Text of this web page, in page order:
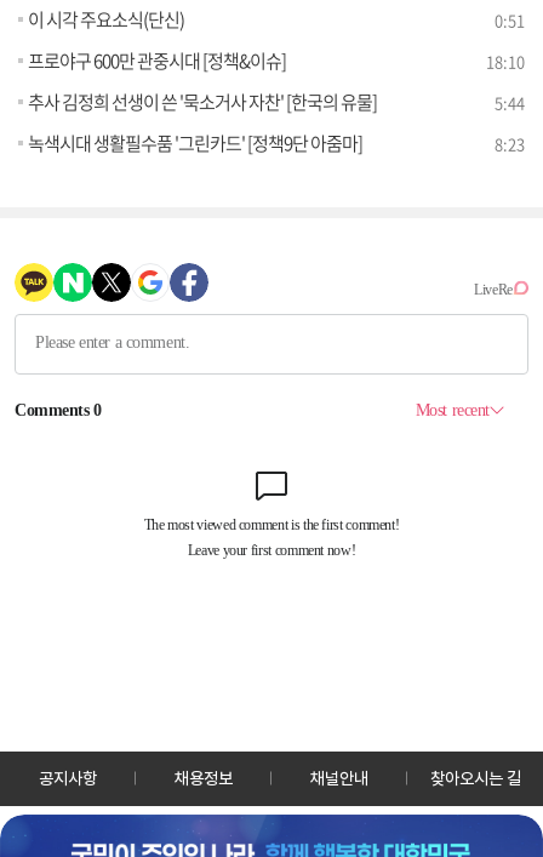
이 시각 주요소식(단신) 0:51
프로야구 600만 관중시대 [정책&이슈] 18:10
추사 김정희 선생이 쓴 '묵소거사 자찬' [한국의 유물] 5:44
녹색시대 생활필수품 '그린카드' [정책9단 아줌마] 8:23
공지사항 채용정보 채널안내 찾아오시는 길
30128 세종특별자치시 정부2청사로 13 한국정책방송원 KTV